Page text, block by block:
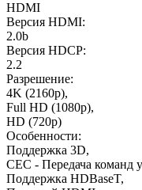
HDMI
Версия HDMI:
2.0b
Версия HDCP:
2.2
Разрешение:
4K (2160p),
Full HD (1080p),
HD (720p)
Особенности:
Поддержка 3D,
CEC - Передача команд
Поддержка HDBaseT,